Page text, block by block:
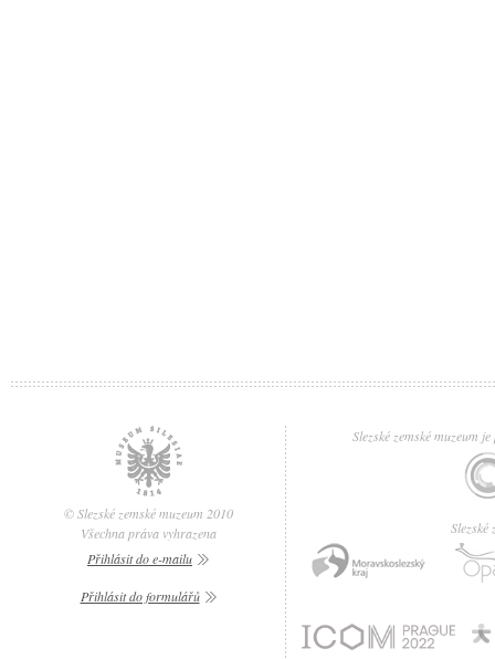
Slezské zemské muzeum
Slezské
© Slezské zemské muzeum 2010
Všechna práva vyhrazena
Přihlásit do e-mailu
Přihlásit do formulářů